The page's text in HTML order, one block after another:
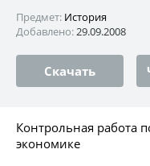
Предмет: История
Добавлено:29.09.2008
Скачать
Контрольная работа
экономике